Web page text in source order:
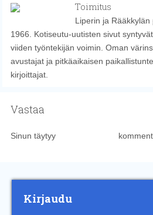
Toimitus
Liperin ja
1966. Kotiseutu-uutisten sivut
viiden työntekijän voimin. Oman
avustajat ja pitkäaikaisen
kirjoittajat.
Vastaa
Sinun täytyy
Kirjaudu